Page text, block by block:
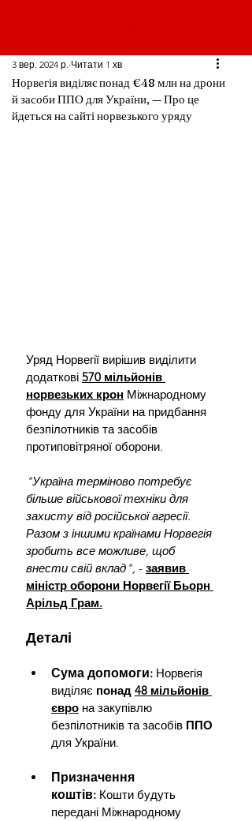
Норвегія виділяє понад €48 млн на дрони
й засоби ППО для України, — Про це
йдеться на сайті норвезького уряду
3 вер. 2024 р. Читати 1 хв
Уряд Норвегії вирішив виділити
додаткові 570 мільйонів
норвезьких крон Міжнародному
фонду для України на придбання
безпілотників та засобів
протиповітряної оборони.
"Україна терміново потребує
більше військової техніки для
захисту від російської агресії.
Разом з іншими країнами Норвегія
зробить все можливе, щоб
внести свій вклад", - заявив
міністр оборони Норвегії Бьорн
Арільд Грам.
Деталі
Сума допомоги: Норвегія
виділяє понад 48 мільйонів
євро на закупівлю
безпілотників та засобів ППО
для України.
Призначення
коштів: Кошти будуть
передані Міжнародному